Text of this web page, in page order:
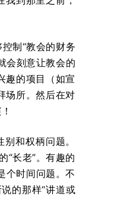
制“教会的财务
会刻意让教会的
趣的项目（如宣
场所。然后在对
和权柄问题。
“长老”。有趣的
个时间问题。不
的那样“讲道或